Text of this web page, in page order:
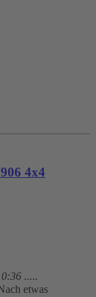
4x4
.....
etwas